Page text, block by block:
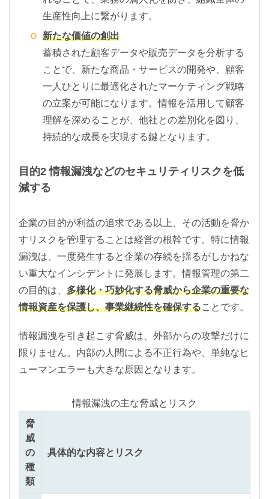
生産性向上に繋がります。
新たな価値の創出
蓄積された顧客データや販売データを分析する
ことで、新たな商品・サービスの開発や、顧客
一人ひとりに最適化されたマーケティング戦略
の立案が可能になります。情報を活用して顧客
理解を深めることが、他社との差別化を図り、
持続的な成長を実現する鍵となります。
目的2 情報漏洩などのセキュリティリスクを低
減する
企業の目的が利益の追求である以上、その活動を脅か
すリスクを管理することは経営の根幹です。特に情報
漏洩は、一度発生すると企業の存続を揺るがしかねな
い重大なインシデントに発展します。情報管理の第二
の目的は、 多様化・巧妙化する脅威から企業の重要な
情報資産を保護し、事業継続性を確保することです。
情報漏洩を引き起こす脅威は、外部からの攻撃だけに
限りません。内部の人間による不正行為や、単純なヒ
ューマンエラーも大きな原因となります。
情報漏洩の主な脅威とリスク
脅
威
の
種
類
具体的な内容とリスク